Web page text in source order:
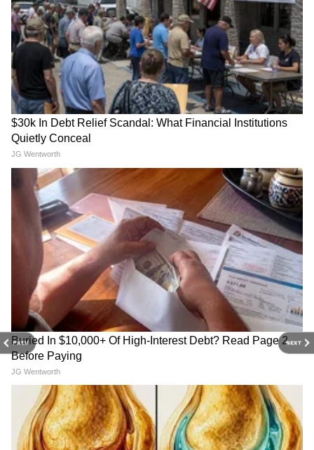
PREV NEXT
पडताळणीनंतर अनेक महिलांनी नियमांबाहेर जाऊन लाभ
घेतल्याचे उघड झाले. त्यानंतर अपात्र महिलांची यादी तयार
करण्यात आली.